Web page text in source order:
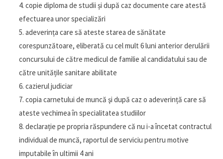
copie diploma de studii și după caz documente care atestă
efectuarea unor specializări
adeverința care să ateste starea de sănătate
corespunzătoare, eliberată cu cel mult 6 luni anterior derulării
concursului de către medicul de familie al candidatului sau de
către unitățile sanitare abilitate
cazierul judiciar
copia carnetului de muncă şi după caz o adeverință care să
ateste vechimea în specialitatea studiilor
declarație pe propria răspundere că nu i-a încetat contractul
individual de muncă, raportul de serviciu pentru motive
imputabile în ultimii 4 ani